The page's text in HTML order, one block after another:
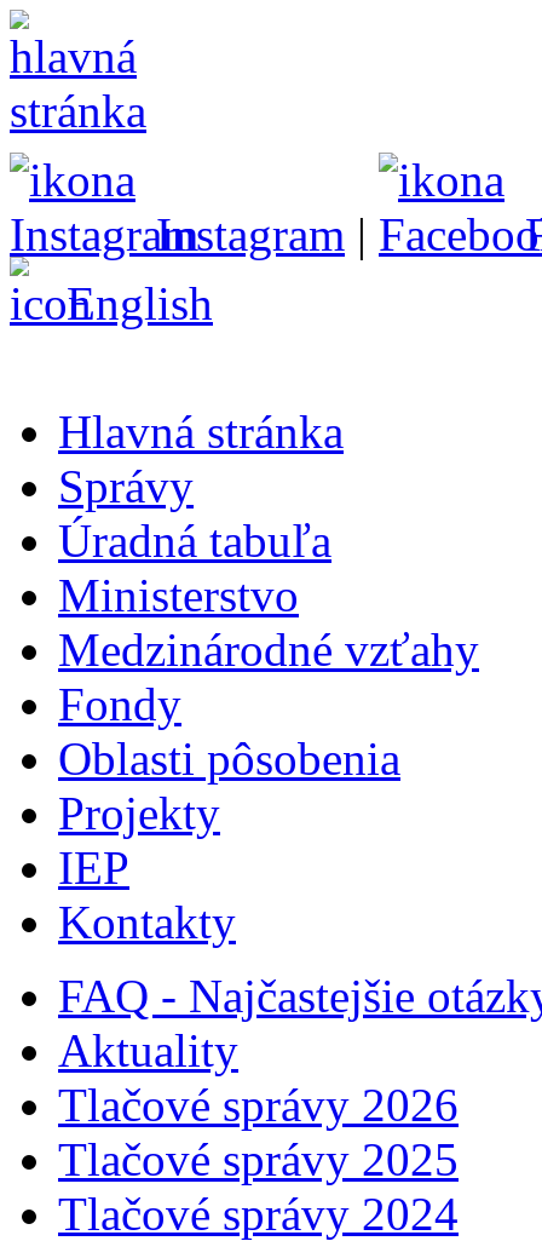
Instagram |
English
Hlavná stránka
Správy
Úradná tabuľa
Ministerstvo
Medzinárodné vzťahy
Fondy
Oblasti pôsobenia
Projekty
IEP
Kontakty
FAQ - Najčastejšie
Aktuality
Tlačové správy 2026
Tlačové správy 2025
Tlačové správy 2024